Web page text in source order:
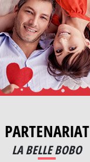
PARTENARIAT
LA BELLE BOBO